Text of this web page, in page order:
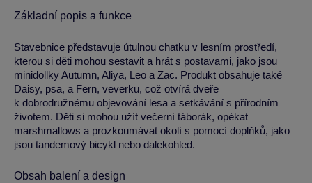
Základní popis a funkce
Stavebnice představuje útulnou chatku v lesním prostředí,
kterou si děti mohou sestavit a hrát s postavami, jako jsou
minidollky Autumn, Aliya, Leo a Zac. Produkt obsahuje také
Daisy, psa, a Fern, veverku, což otvírá dveře
k dobrodružnému objevování lesa a setkávání s přírodním
životem. Děti si mohou užít večerní táborák, opékat
marshmallows a prozkoumávat okolí s pomocí doplňků, jako
jsou tandemový bicykl nebo dalekohled.
Obsah balení a design